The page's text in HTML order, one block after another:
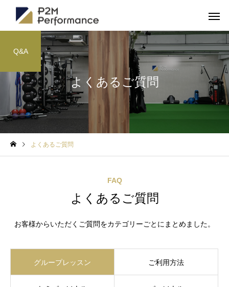
よくあるご質問
Q&A
よくあるご質問
FAQ
よくあるご質問
お客様からいただくご質問をカテゴリーごとにまとめました。
グループレッスン ご利用方法